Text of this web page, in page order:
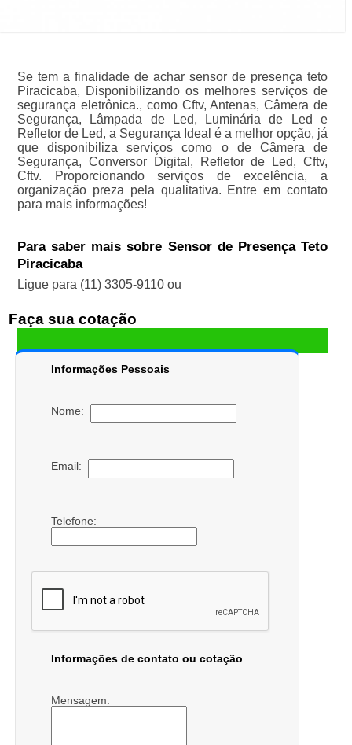
Se tem a finalidade de achar sensor de presença teto
Piracicaba, Disponibilizando os melhores serviços de
segurança eletrônica., como Cftv, Antenas, Câmera de
Segurança, Lâmpada de Led, Luminária de Led e
Refletor de Led, a Segurança Ideal é a melhor opção, já
que disponibiliza serviços como o de Câmera de
Segurança, Conversor Digital, Refletor de Led, Cftv,
Cftv. Proporcionando serviços de excelência, a
organização preza pela qualitativa. Entre em contato
para mais informações!
Para saber mais sobre Sensor de Presença Teto
Piracicaba
Ligue para (11) 3305-9110ou
Faça sua cotação
Informações Pessoais
Nome:
Email:
Telefone:
Informações de contato ou cotação
Mensagem: